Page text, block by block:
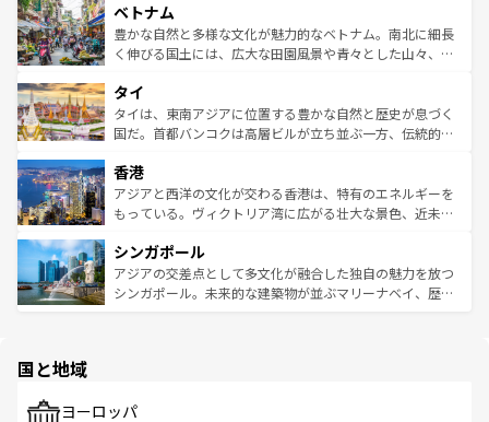
参照してほしい。
容にもいいと評判のスイーツなど、バラエティ豊かな料理
が味わえる。 なお、新着の台湾情報は コンテンツ一覧を参
照してほしい。
き、地方に足を延ばせば四季折々の自然美を楽しむことが
できる。そして、キムチや焼肉、絶品のストリートフード
まで、さまざまな韓国料理が待っている。夜には、韓国な
リティに包まれながら、韓国の多彩な魅力を心ゆくまで味
わってみてほしい。 なお、新着の韓国情報はコンテンツ一
覧を参照してほしい。
ベトナム
豊かな自然と多様な文化が魅力的なベトナム。南北に細長
く伸びる国土には、広大な田園風景や青々とした山々、世
急速な発展と共に伝統が息づく。ハノイの古い町並みやホ
ーチミン市のフランス統治時代の建物も、独特の雰囲気を
醸し出している。また、バラエティの豊かさとおいしさで
とつ。フォーやバインミー、ベトナムコーヒーなどは、ぜ
ひ現地で味わいたい。どの地域を訪れてもあたたかい人々
が旅行者を迎えてくれるので、きっと忘れられない旅にな
参照してほしい。
タイ
タイは、東南アジアに位置する豊かな自然と歴史が息づく
国だ。首都バンコクは高層ビルが立ち並ぶ一方、伝統的な
の活気が交差している。北部ではチェンマイなどの山岳地
帯で自然と触れ合い、南部ではプーケットやクラビの美し
いビーチでリゾート気分を楽しむことができる。タイ料理
激する。気候は一年中温暖で、どの季節にも異なる楽しみ
が待っている。親しみやすいタイの人々、仏教を中心とし
た文化、そして多様な観光資源が、訪れる旅人を魅了し続
香港
アジアと西洋の文化が交わる香港は、特有のエネルギーを
もっている。ヴィクトリア湾に広がる壮大な景色、近未来
み、どこを訪れても感動するはず。観光スポットが密集し
ており、効率よく見どころを回れるのも魅力。息をのむよ
うな絶景から文化的な体験まで、香港を存分に楽しみ尽く
シンガポール
アジアの交差点として多文化が融合した独自の魅力を放つ
シンガポール。未来的な建築物が並ぶマリーナベイ、歴史
で、ホーカーズは地元の風情を楽しめる外せないスポット
国と地域
ヨーロッパ